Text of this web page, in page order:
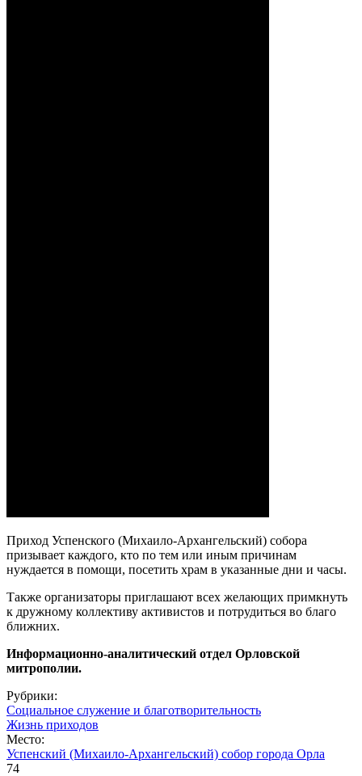
Приход Успенского (Михаило-Архангельский) собора
призывает каждого, кто по тем или иным причинам
нуждается в помощи, посетить храм в указанные дни и часы.
Также организаторы приглашают всех желающих примкнуть
к дружному коллективу активистов и потрудиться во благо
ближних.
Информационно-аналитический отдел Орловской
митрополии.
Рубрики:
Социальное служение и благотворительность
Жизнь приходов
Место:
Успенский (Михаило-Архангельский) собор города Орла
74